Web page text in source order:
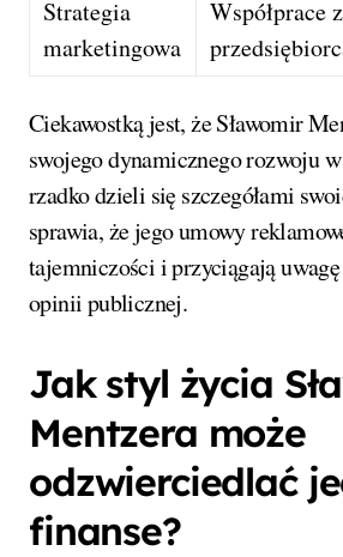
Strategia
marketingowa
Współprace
Ciekawostką jest, że Sławomir
swojego dynamicznego rozwoju
rzadko dzieli się szczegółami
sprawia, że jego umowy
tajemniczości i przyciągają
opinii publicznej.
Jak styl życia
Mentzera może
odzwierciedlać
finanse?